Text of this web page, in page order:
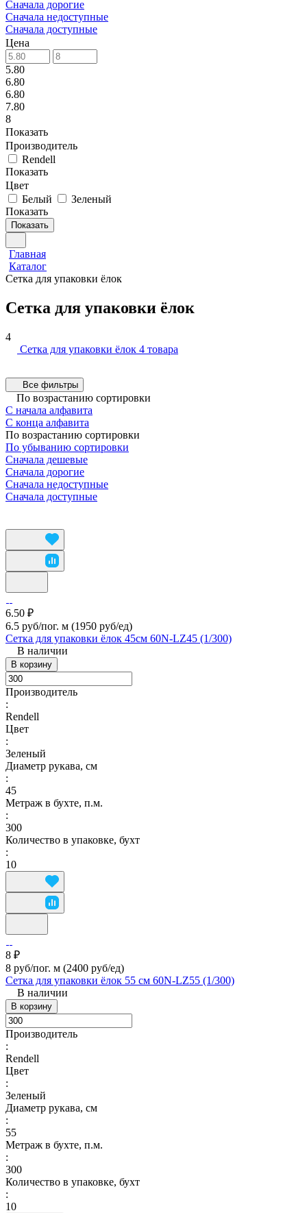
Сначала дорогие
Сначала недоступные
Сначала доступные
Цена
5.80
6.80
6.80
7.80
8
Показать
Производитель
Rendell
Показать
Цвет
Белый
Зеленый
Показать
Показать
Главная
Каталог
Сетка для упаковки ёлок
Сетка для упаковки ёлок
4
Сетка для упаковки ёлок 4 товара
Все фильтры
По возрастанию сортировки
С начала алфавита
С конца алфавита
По возрастанию сортировки
По убыванию сортировки
Сначала дешевые
Сначала дорогие
Сначала недоступные
Сначала доступные
6.50 ₽
6.5 руб/пог. м (1950 руб/eд)
Сетка для упаковки ёлок 45см 60N-LZ45 (1/300)
В наличии
В корзину
Производитель
:
Rendell
Цвет
:
Зеленый
Диаметр рукава, см
:
45
Метраж в бухте, п.м.
:
300
Количество в упаковке, бухт
:
10
8 ₽
8 руб/пог. м (2400 руб/eд)
Сетка для упаковки ёлок 55 см 60N-LZ55 (1/300)
В наличии
В корзину
Производитель
:
Rendell
Цвет
:
Зеленый
Диаметр рукава, см
:
55
Метраж в бухте, п.м.
:
300
Количество в упаковке, бухт
:
10